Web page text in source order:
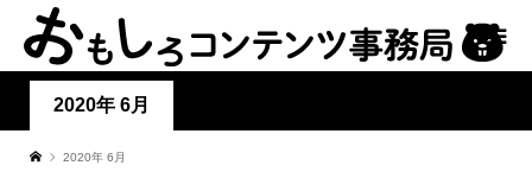
2020年 6月
2020年 6月